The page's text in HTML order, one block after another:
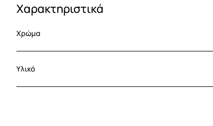
Χαρακτηριστικά
Χρώμα
Υλικό